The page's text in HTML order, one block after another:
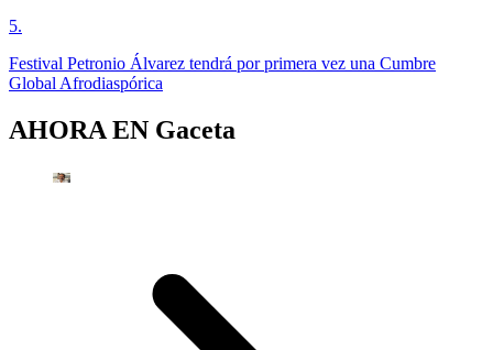
5.
Festival Petronio Álvarez tendrá por primera vez una Cumbre
Global Afrodiaspórica
AHORA EN Gaceta